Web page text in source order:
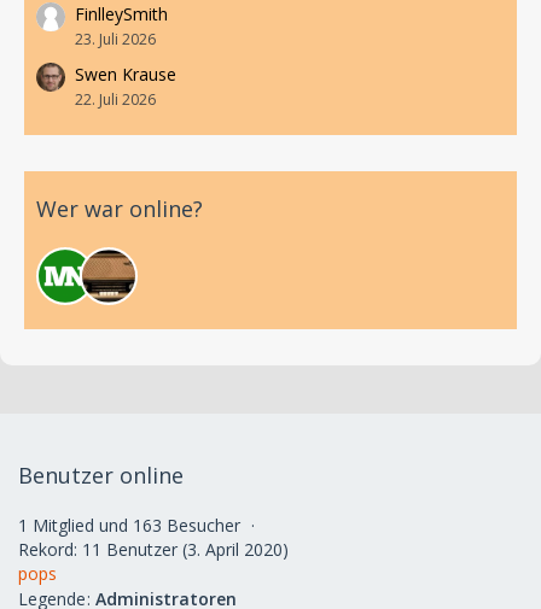
FinlleySmith
23. Juli 2026
Swen Krause
22. Juli 2026
Wer war online?
Benutzer online
1 Mitglied und 163 Besucher
Rekord: 11 Benutzer (3. April 2020)
pops
Legende Administratoren